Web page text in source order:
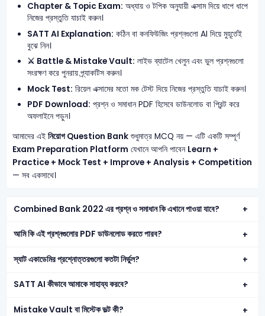
Chapter & Topic Exam: অধ্যায় ও টপিক অনুযায়ী এক্সাম দিয়ে ধাপে ধাপে
নিজের প্রস্তুতি যাচাই করুন।
SATT AI Explanation: কঠিন বা কনফিউজিং প্রশ্নগুলো AI দিয়ে মুহূর্তেই
বুঝে নিন।
⚔️ Battle & Mistake Vault: লাইভ ব্যাটেল খেলুন এবং ভুল প্রশ্নগুলো
সংরক্ষণ করে পুনরায় প্র্যাকটিস করুন।
Mock Test: রিয়েল এক্সামের মতো মক টেস্ট দিয়ে নিজের প্রস্তুতি যাচাই করুন।
PDF Download: প্রশ্ন ও সমাধান PDF হিসেবে ডাউনলোড বা প্রিন্ট করে
অফলাইনে পড়ুন।
আমাদের এই নিয়োগ Question Bankশুধুমাত্র MCQ নয় — এটি একটি সম্পূর্ণ
Exam Preparation Platform যেখানে আপনি পাবেন Learn +
Practice + Mock Test + Improve + Analysis + Competition
— সব একসাথে।
Combined Bank 2022 এর প্রশ্ন ও সমাধান কি এখানে পাওয়া যাবে?
আমি কি এই প্রশ্নগুলোর PDF ডাউনলোড করতে পারব?
স্যাট একাডেমির প্রশ্নোত্তরগুলো কতটা নির্ভুল?
SATT AI কীভাবে আমাকে সাহায্য করবে?
Mistake Vault বা মিস্টেক ভল্ট কী?